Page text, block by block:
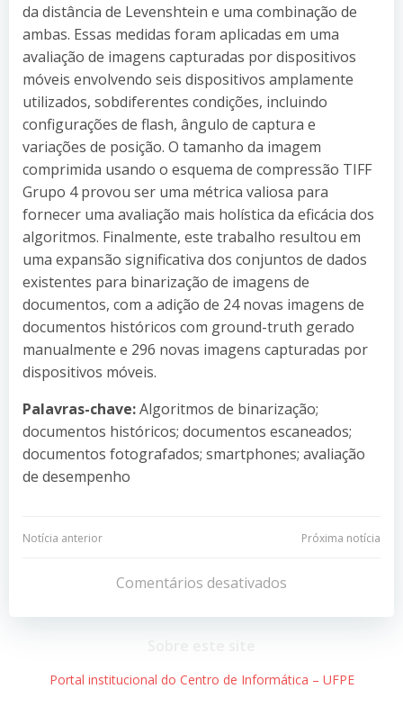
da distância de Levenshtein e uma combinação de
ambas. Essas medidas foram aplicadas em uma
avaliação de imagens capturadas por dispositivos
móveis envolvendo seis dispositivos amplamente
utilizados, sobdiferentes condições, incluindo
configurações de flash, ângulo de captura e
variações de posição. O tamanho da imagem
comprimida usando o esquema de compressão TIFF
Grupo 4 provou ser uma métrica valiosa para
fornecer uma avaliação mais holística da eficácia dos
algoritmos. Finalmente, este trabalho resultou em
uma expansão significativa dos conjuntos de dados
existentes para binarização de imagens de
documentos, com a adição de 24 novas imagens de
documentos históricos com ground-truth gerado
manualmente e 296 novas imagens capturadas por
dispositivos móveis.
Palavras-chave:Algoritmos de binarização;
documentos históricos; documentos escaneados;
documentos fotografados; smartphones; avaliação
de desempenho
Navegação
Post
Notícia anterior
Navegação
de
Post
Próxima notícia
Comentários desativados
Portal institucional do Centro de Informática – UFPE